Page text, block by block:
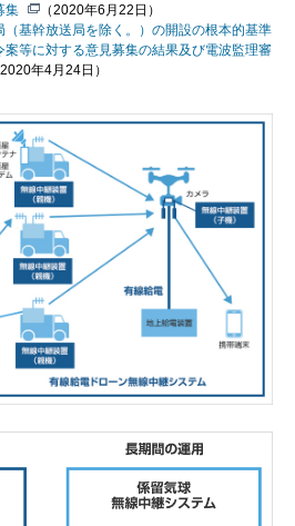
集
（2020年6月22日）
（基幹放送局を除く。）の開設の根本的基準
等に対する意見募集の結果及び電波監理審
年4月24日）